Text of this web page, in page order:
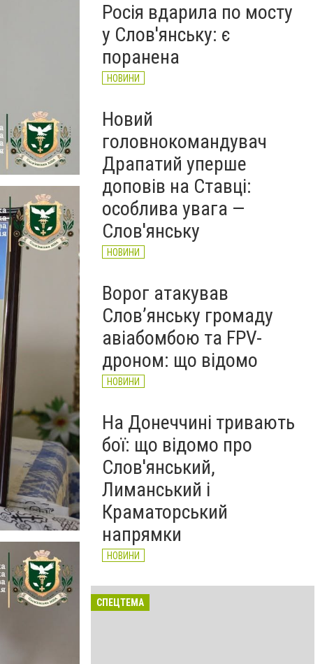
Росія вдарила по мосту
у Слов'янську: є
поранена
НОВИНИ
Новий
головнокомандувач
Драпатий уперше
доповів на Ставці:
особлива увага —
Слов'янську
НОВИНИ
Ворог атакував
Слов’янську громаду
авіабомбою та FPV-
дроном: що відомо
НОВИНИ
На Донеччині тривають
бої: що відомо про
Слов'янський,
Лиманський і
Краматорський
напрямки
НОВИНИ
СПЕЦТЕМА